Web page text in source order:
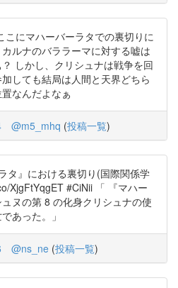
にマハーバーラタでの裏切りに
ルナのバララーマに対する嘘は
しかし、クリシュナは戦争を回
しても結局は人間と天界どちら
なんだよなぁ
@m5_mhq (投稿一覧)
タ』における裏切り(国際関係学
XjgFtYqgET #CiNii 「 『マハー
ヌの第 8 の化身クリシュナの使
あった。」
@ns_ne (投稿一覧)